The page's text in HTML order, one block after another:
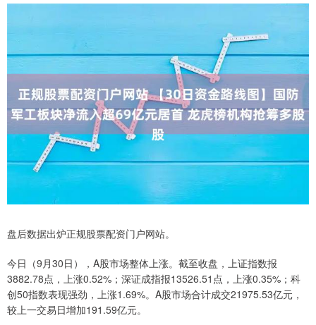
盘后数据出炉正规股票配资门户网站。
今日（9月30日），A股市场整体上涨。截至收盘，上证指数报
3882.78点，上涨0.52%；深证成指报13526.51点，上涨0.35%；科
创50指数表现强劲，上涨1.69%。A股市场合计成交21975.53亿元，
较上一交易日增加191.59亿元。